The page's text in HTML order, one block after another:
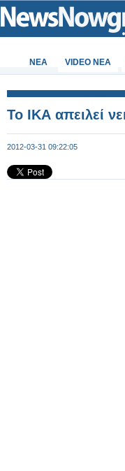
ΝΕΑ VIDEO NEA
Το ΙΚΑ απειλεί
2012-03-31 09:22:05